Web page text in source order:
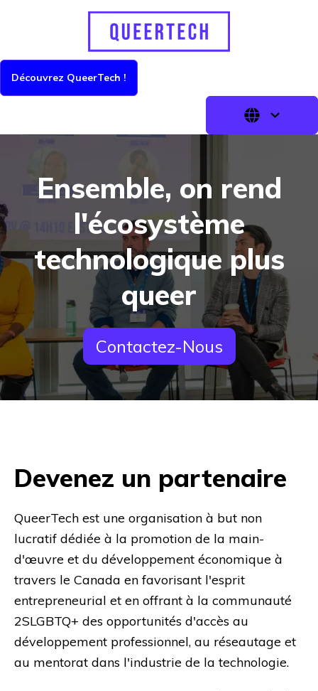
Découvrez QueerTech !
Ensemble, on rend
l'écosystème
technologique plus
queer
Contactez-Nous
Devenez un partenaire
QueerTech est une organisation à but non
lucratif dédiée à la promotion de la main-
d'œuvre et du développement économique à
travers le Canada en favorisant l'esprit
entrepreneurial et en offrant à la communauté
2SLGBTQ+ des opportunités d'accès au
développement professionnel, au réseautage et
au mentorat dans l'industrie de la technologie.